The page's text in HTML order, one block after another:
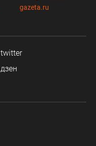
gazeta.ru
twitter
дзен